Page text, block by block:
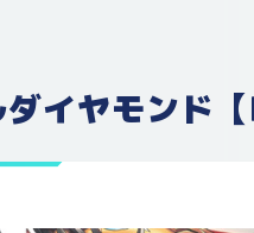
イヤモンド【